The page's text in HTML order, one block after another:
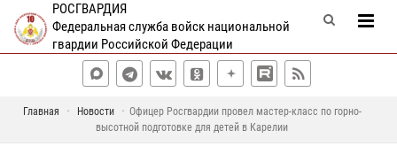
РОСГВАРДИЯ
Федеральная служба войск национальной
гвардии Российской Федерации
Главная Новости
Офицер Росгвардии провел мастер-класс по горно-
высотной подготовке для детей в Карелии